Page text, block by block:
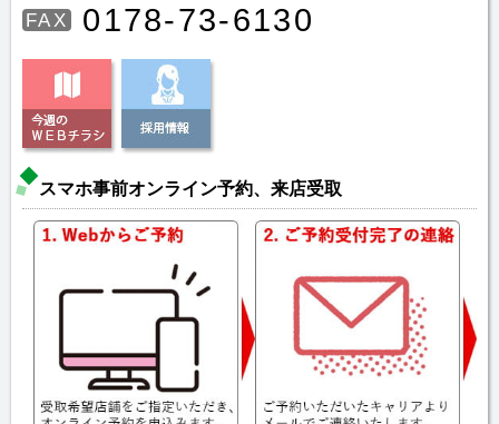
FAX 0178-73-6130
スマホ事前オンライン予約、来店受取